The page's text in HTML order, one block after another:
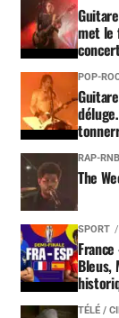
met le
POP-
RAP-RNB
The
SPORT
Bleus,
TÉLÉ /